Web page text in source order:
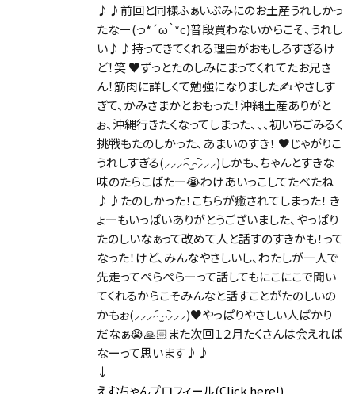
♪♪前回と同様ふぁいぶみにのお土産うれしかっ
たなー(っ*´ω｀*c)普段買わないからこそ、うれし
い♪♪持ってきてくれる理由がおもしろすぎるけ
ど！笑 ♥ずっとたのしみにまってくれてたお兄さ
ん！筋肉に詳しくて勉強になりました✍️やさしす
ぎて、かみさまかとおもった！沖縄土産ありがと
ぉ、沖縄行きたくなってしまった、、、初いちごみるく
挑戦もたのしかった、あまいのすき！ ♥じゃがりこ
うれしすぎる(⸝⸝⸝꤮︠ ̫꤮︡⸝⸝⸝)しかも、ちゃんとすきな
味のたらこばたー😭わけあいっこしてたべたね
♪♪たのしかった！こちらが癒されてしまった！ き
ょーもいっぱいありがとうございました、やっぱり
たのしいなぁって改めて人と話すのすきかも！って
なった！けど、みんなやさしいし、わたしが一人で
先走ってぺらぺらーって話してもにこにこで聞い
てくれるからこそみんなと話すことがたのしいの
かもぉ(⸝⸝⸝꤮︠ ̫꤮︡⸝⸝⸝)♥やっぱりやさしい人ばかり
だなぁ😭🙏🏻また次回１２月たくさんは会えれば
なーって思います♪♪
↓
えむちゃんプロフィール(Click here!)